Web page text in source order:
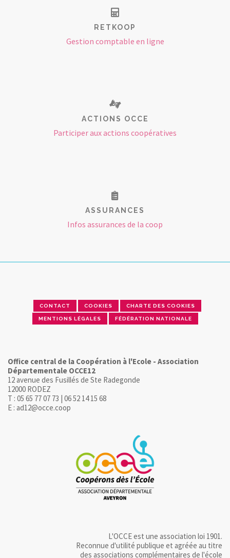
RETKOOP
Gestion comptable en ligne
ACTIONS OCCE
Participer aux actions coopératives
ASSURANCES
Infos assurances de la coop
CONTACT COOKIES CHARTE DES COOKIES
MENTIONS LÉGALES FÉDÉRATION NATIONALE
Office central de la Coopération à l'Ecole - Association
Départementale OCCE12
12 avenue des Fusillés de Ste Radegonde
12000 RODEZ
T : 05 65 77 07 73 | 06 52 14 15 68
E : ad12@occe.coop
L'OCCE est une association loi 1901.
Reconnue d'utilité publique et agréée au titre
des associations complémentaires de l'école